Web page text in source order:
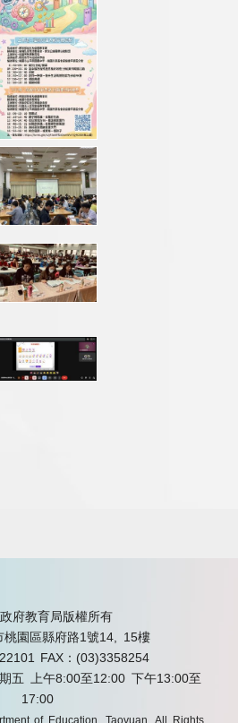
府教育局版權所有
園區縣府路1號14, 15樓
FAX：(03)3358254
期五 上午8:00至12:00 下午13:00至
17:00
of Education, Taoyuan. All Rights